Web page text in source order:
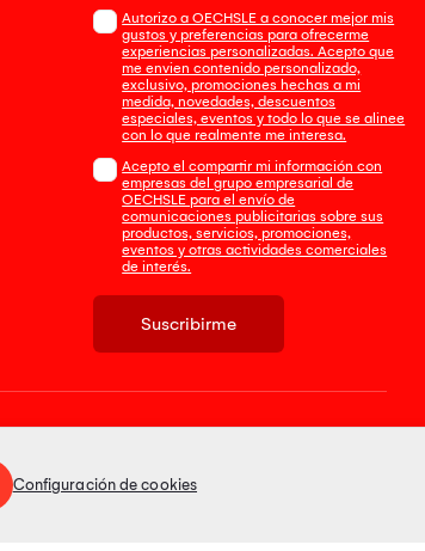
Autorizo a OECHSLE a conocer mejor mis
gustos y preferencias para ofrecerme
experiencias personalizadas. Acepto que
me envien contenido personalizado,
exclusivo, promociones hechas a mi
medida, novedades, descuentos
especiales, eventos y todo lo que se alinee
con lo que realmente me interesa.
Acepto el compartir mi información con
empresas del grupo empresarial de
OECHSLE para el envío de
comunicaciones publicitarias sobre sus
productos, servicios, promociones,
eventos y otras actividades comerciales
de interés.
Suscribirme
Tienda 100% Segura
Configuración de cookies